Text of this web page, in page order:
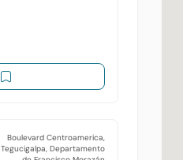
Boulevard Centroamerica,
Tegucigalpa, Departamento